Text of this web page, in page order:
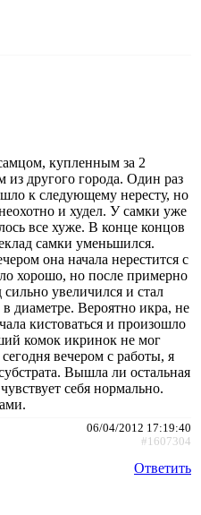
купленным за 2
из другого города. Один раз
к следующему нересту, но
и худел. У самки уже
все хуже. В конце концов
самки уменьшился.
она начала нерестится с
хорошо, но после примерно
увеличился и стал
диаметре. Вероятно икра, не
кистоваться и произошло
комок икринок не мог
вечером с работы, я
Вышла ли остальная
себя нормально.
06/04/2012 17:19:40
#1607304
Ответить